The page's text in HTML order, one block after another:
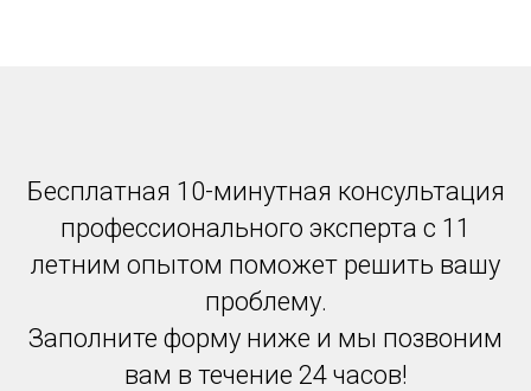
Бесплатная 10-минутная консультация
профессионального эксперта с 11
летним опытом поможет решить вашу
проблему.
Заполните форму ниже и мы позвоним
вам в течение 24 часов!